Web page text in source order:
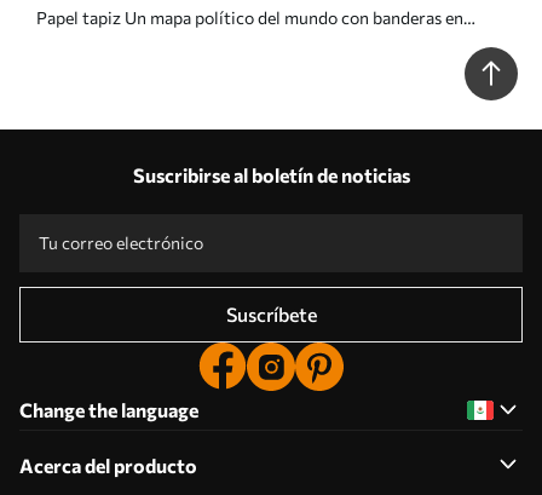
Papel tapiz Un mapa político del mundo con banderas en
Suscribirse al boletín de noticias
Suscríbete
Change the language
Acerca del producto